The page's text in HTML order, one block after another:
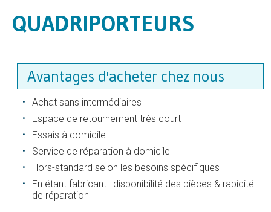
QUADRIPORTEURS
Avantages d'acheter chez nous
Achat sans intermédiaires
Espace de retournement très court
Essais à domicile
Service de réparation à domicile
Hors-standard selon les besoins spécifiques
En étant fabricant : disponibilité des pièces & rapidité
de réparation